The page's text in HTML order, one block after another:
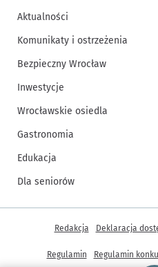
Aktualności
Komunikaty i ostrzeżenia
Bezpieczny Wrocław
Inwestycje
Wrocławskie osiedla
Gastronomia
Edukacja
Dla seniorów
Inne informacje
Redakcja Deklaracja
Regulamin Regulamin